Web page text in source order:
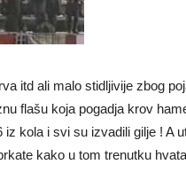
itd ali malo stidljivije zbog
flašu koja pogadja krov
iz kola i svi su izvadili gilje ! A
kako u tom trenutku